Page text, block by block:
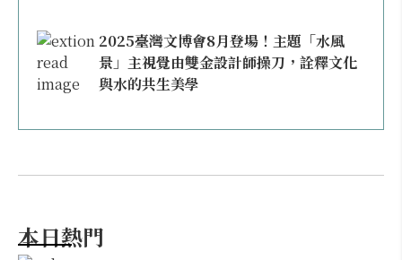
2025臺灣文博會8月登場！主題「水風
景」主視覺由雙金設計師操刀，詮釋文化
與水的共生美學
本日熱門